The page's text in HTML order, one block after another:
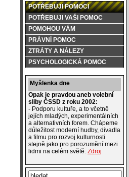
POTŘEBUJI POMOCI
POTŘEBUJI VAŠI POMOC
POMOHOU VÁM
PRÁVNÍ POMOC
ZTRÁTY A NÁLEZY
PSYCHOLOGICKÁ POMOC
Myšlenka dne
Opak je pravdou aneb volební
sliby ČSSD z roku 2002:
- Podporu kultuře, a to včetně
jejích mladých, experimentálních
a alternativních forem. Chápeme
důležitost moderní hudby, divadla
a filmu pro rozvoj kulturnosti
stejně jako pro porozumění mezi
lidmi na celém světě. Zdroj